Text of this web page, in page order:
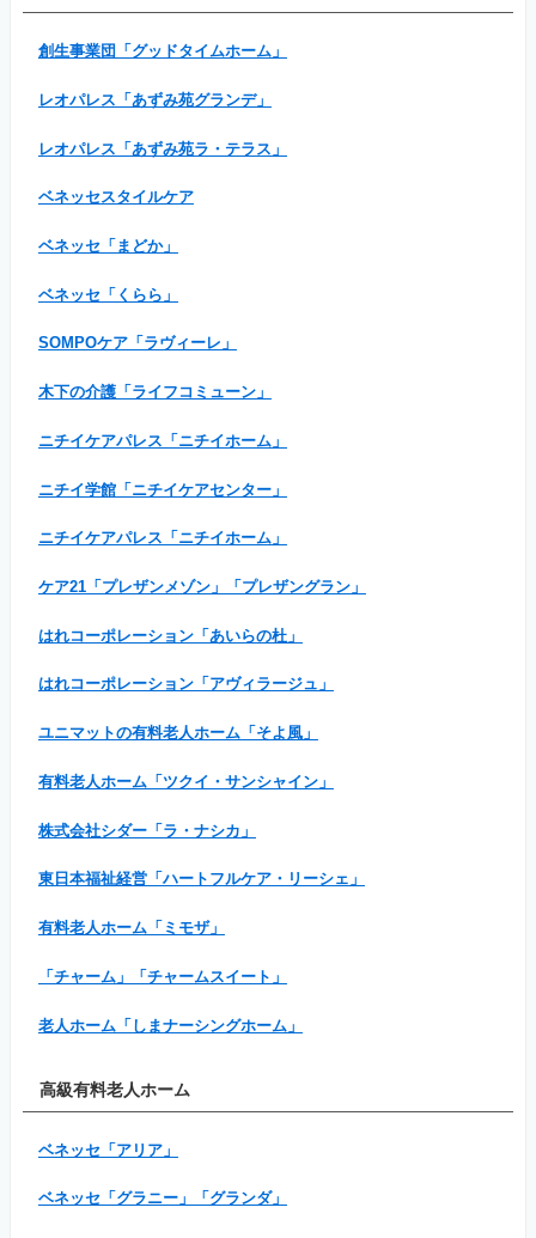
創生事業団「グッドタイムホーム」
レオパレス「あずみ苑グランデ」
レオパレス「あずみ苑ラ・テラス」
ベネッセスタイルケア
ベネッセ「まどか」
ベネッセ「くらら」
SOMPOケア「ラヴィーレ」
木下の介護「ライフコミューン」
ニチイケアパレス「ニチイホーム」
ニチイ学館「ニチイケアセンター」
ニチイケアパレス「ニチイホーム」
ケア21「プレザンメゾン」「プレザングラン」
はれコーポレーション「あいらの杜」
はれコーポレーション「アヴィラージュ」
ユニマットの有料老人ホーム「そよ風」
有料老人ホーム「ツクイ・サンシャイン」
株式会社シダー「ラ・ナシカ」
東日本福祉経営「ハートフルケア・リーシェ」
有料老人ホーム「ミモザ」
「チャーム」「チャームスイート」
老人ホーム「しまナーシングホーム」
高級有料老人ホーム
ベネッセ「アリア」
ベネッセ「グラニー」「グランダ」